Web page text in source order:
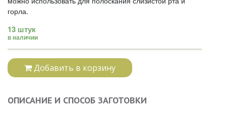
горла.
13 штук
в наличии
Добавить в корзину
ОПИСАНИЕ И СПОСОБ ЗАГОТОВКИ